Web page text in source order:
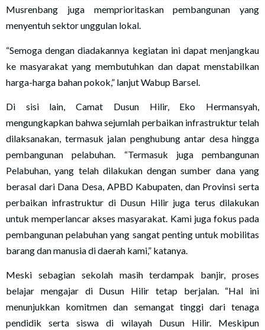
Musrenbang juga memprioritaskan pembangunan yang
menyentuh sektor unggulan lokal.
“Semoga dengan diadakannya kegiatan ini dapat menjangkau
ke masyarakat yang membutuhkan dan dapat menstabilkan
harga-harga bahan pokok,” lanjut Wabup Barsel.
Di sisi lain, Camat Dusun Hilir, Eko Hermansyah,
mengungkapkan bahwa sejumlah perbaikan infrastruktur telah
dilaksanakan, termasuk jalan penghubung antar desa hingga
pembangunan pelabuhan. “Termasuk juga pembangunan
Pelabuhan, yang telah dilakukan dengan sumber dana yang
berasal dari Dana Desa, APBD Kabupaten, dan Provinsi serta
perbaikan infrastruktur di Dusun Hilir juga terus dilakukan
untuk memperlancar akses masyarakat. Kami juga fokus pada
pembangunan pelabuhan yang sangat penting untuk mobilitas
barang dan manusia di daerah kami,” katanya.
Meski sebagian sekolah masih terdampak banjir, proses
belajar mengajar di Dusun Hilir tetap berjalan. “Hal ini
menunjukkan komitmen dan semangat tinggi dari tenaga
pendidik serta siswa di wilayah Dusun Hilir. Meskipun